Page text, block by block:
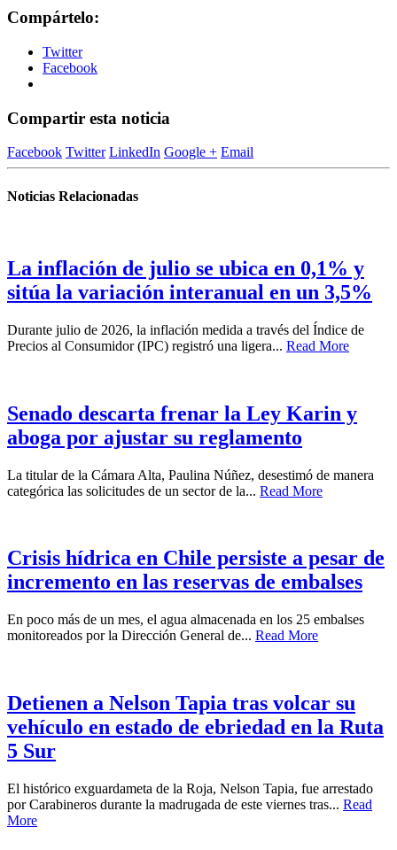
Compártelo:
Twitter
Facebook
Compartir esta noticia
Facebook Twitter LinkedIn Google + Email
Noticias Relacionadas
La inflación de julio se ubica en 0,1% y
sitúa la variación interanual en un 3,5%
Durante julio de 2026, la inflación medida a través del Índice de
Precios al Consumidor (IPC) registró una ligera... Read More
Senado descarta frenar la Ley Karin y
aboga por ajustar su reglamento
La titular de la Cámara Alta, Paulina Núñez, desestimó de manera
categórica las solicitudes de un sector de la... Read More
Crisis hídrica en Chile persiste a pesar de
incremento en las reservas de embalses
En poco más de un mes, el agua almacenada en los 25 embalses
monitoreados por la Dirección General de... Read More
Detienen a Nelson Tapia tras volcar su
vehículo en estado de ebriedad en la Ruta
5 Sur
El histórico exguardameta de la Roja, Nelson Tapia, fue arrestado
por Carabineros durante la madrugada de este viernes tras... Read
More